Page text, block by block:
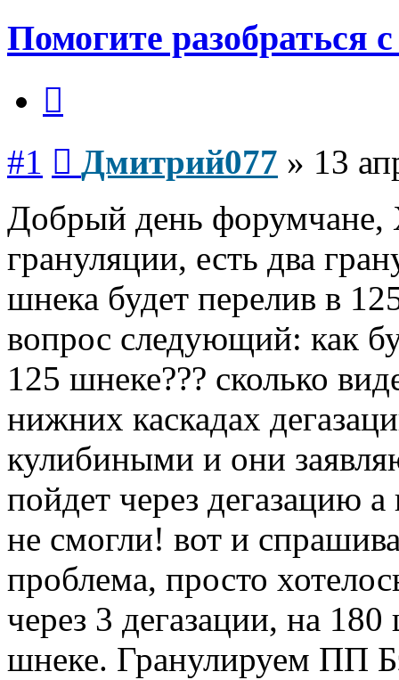
Помогите разобраться
#1 Дмитрий077 » 13
Добрый день форумчане,
грануляции, есть два
шнека будет перелив в
вопрос следующий: как
125 шнеке??? сколько
нижних каскадах
кулибиными и они
пойдет через дегазацию
не смогли! вот и
проблема, просто
через 3 дегазации, на
шнеке. Гранулируем ПП